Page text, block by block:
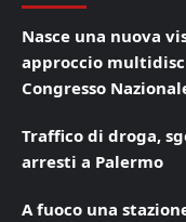
Nasce una nuova
approccio
Congresso
Traffico di droga,
arresti a Palermo
A fuoco una